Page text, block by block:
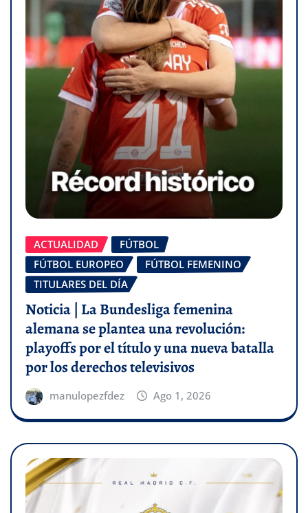
ACTUALIDAD
FÚTBOL
FÚTBOL EUROPEO
FÚTBOL FEMENINO
TITULARES DEL DÍA
Noticia | La Bundesliga femenina
alemana se plantea una revolución:
playoffs por el título y una nueva batalla
por los derechos televisivos
manulopezfdez Ago 1, 2026